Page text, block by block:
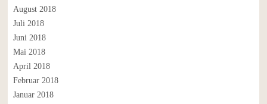
August 2018
Juli 2018
Juni 2018
Mai 2018
April 2018
Februar 2018
Januar 2018